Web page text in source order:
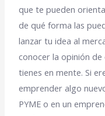
que te pueden
de qué forma las
lanzar tu idea al
conocer la opinión
tienes en mente. Si
emprender algo
PYME o en un